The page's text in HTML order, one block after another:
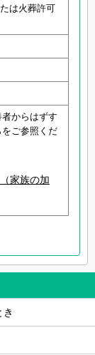
は火葬許可
からはずす
ご参照くだ
家族の加